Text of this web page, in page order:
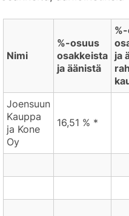
Nimi
%-osuus
osakkeista
ja äänistä
ja
Joensuun
Kauppa
ja Kone
Oy
16,51 % *